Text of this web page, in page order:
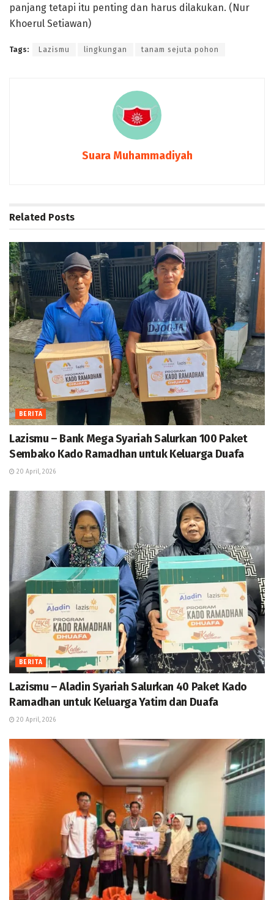
panjang tetapi itu penting dan harus dilakukan. (Nur
Khoerul Setiawan)
Tags: Lazismu lingkungan tanam sejuta pohon
Suara Muhammadiyah
Related Posts
BERITA
Lazismu – Bank Mega Syariah Salurkan 100 Paket
Sembako Kado Ramadhan untuk Keluarga Duafa
20 April, 2026
BERITA
Lazismu – Aladin Syariah Salurkan 40 Paket Kado
Ramadhan untuk Keluarga Yatim dan Duafa
20 April, 2026